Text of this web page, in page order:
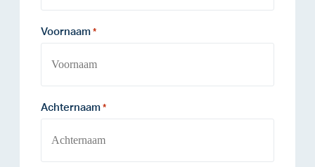
Voornaam *
Achternaam *